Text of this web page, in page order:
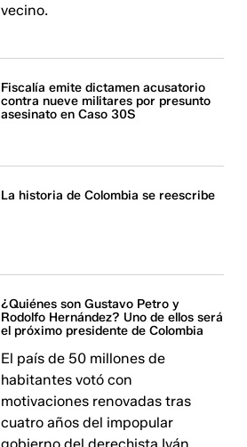
vecino.
Fiscalía emite dictamen acusatorio
contra nueve militares por presunto
asesinato en Caso 30S
La historia de Colombia se reescribe
¿Quiénes son Gustavo Petro y
Rodolfo Hernández? Uno de ellos será
el próximo presidente de Colombia
El país de 50 millones de
habitantes votó con
motivaciones renovadas tras
cuatro años del impopular